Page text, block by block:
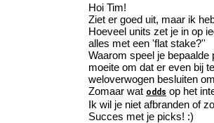
Hoi Tim!
Ziet er goed uit, maar ik
Hoeveel units zet je in op
alles met een 'flat stake?''
Waarom speel je
moeite om dat er even bij
weloverwogen besluiten
Zomaar wat odds op het
Ik wil je niet afbranden of
Succes met je picks! :)